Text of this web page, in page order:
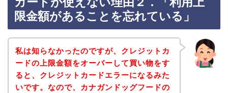
限金額があることを忘れている」
私は知らなかったのですが、クレジットカ
ードの上限金額をオーバーして買い物をす
ると、クレジットカードエラーになるみた
いです。なので、カナガンドッグフードの